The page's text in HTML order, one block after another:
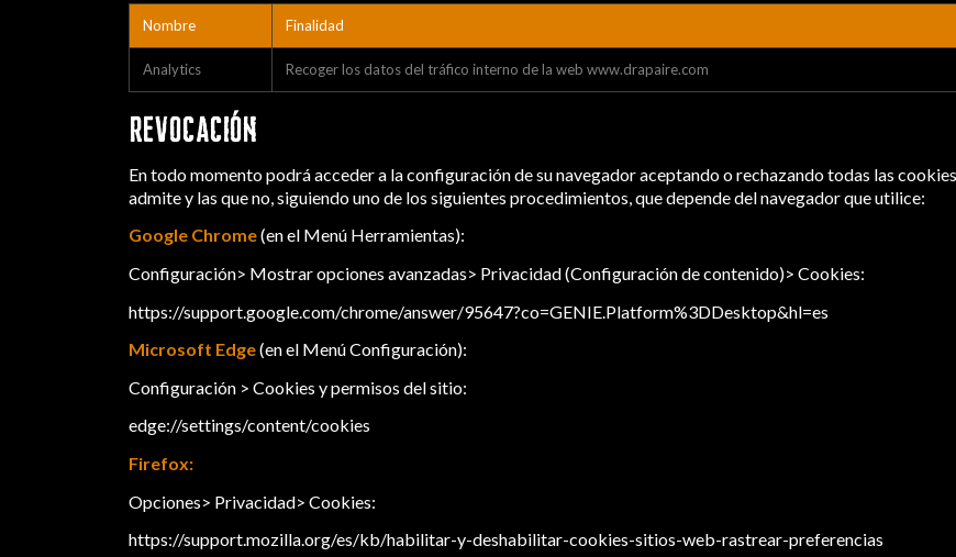
Nombre Finalidad
Analytics Recoger los datos del tráfico interno de la web www.drapaire.com
REVOCACIÓN
En todo momento podrá acceder a la configuración de su navegador aceptando o rechazando todas las
admite y las que no, siguiendo uno de los siguientes procedimientos, que depende del navegador que utilice:
Google Chrome(en el Menú Herramientas):
Configuración> Mostrar opciones avanzadas> Privacidad (Configuración de contenido)> Cookies:
https://support.google.com/chrome/answer/95647?co=GENIE.Platform%3DDesktop&hl=es
Microsoft Edge(en el Menú Configuración):
Configuración > Cookies y permisos del sitio:
edge://settings/content/cookies
Firefox:
Opciones> Privacidad> Cookies:
https://support.mozilla.org/es/kb/habilitar-y-deshabilitar-cookies-sitios-web-rastrear-preferencias